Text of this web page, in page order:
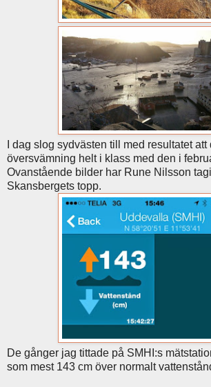
I dag slog sydvästen till med resultatet att
översvämning helt i klass med den i
Ovanstående bilder har Rune Nilsson
Skansbergets topp.
De gånger jag tittade på SMHI:s
som mest 143 cm över normalt